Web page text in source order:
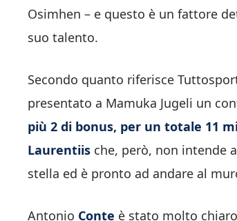
Osimhen – e questo è un fattore
suo talento.
Secondo quanto riferisce
presentato a Mamuka Jugeli un
più 2 di bonus, per un totale 11
Laurentiis che, però, non intende
stella ed è pronto ad andare al
Antonio Conte è stato molto